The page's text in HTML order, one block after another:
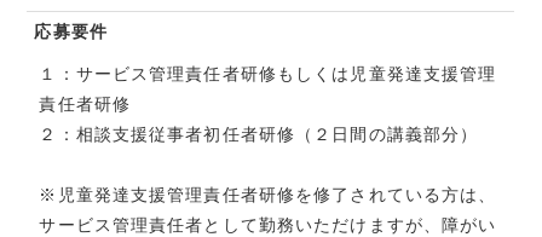
応募要件
１：サービス管理責任者研修もしくは児童発達支援管理
責任者研修
２：相談支援従事者初任者研修（２日間の講義部分）
※児童発達支援管理責任者研修を修了されている方は、
サービス管理責任者として勤務いただけますが、障がい